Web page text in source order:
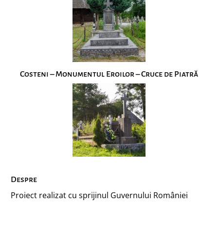
Costeni – Monumentul Eroilor – Cruce de Piatră
Despre
Proiect realizat cu sprijinul Guvernului României